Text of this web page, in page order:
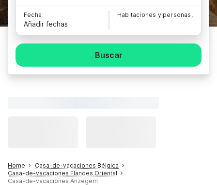
Fecha
Añadir fechas
Habitaciones y personas,
Buscar
Home
Casa-de-vacaciones Bélgica
Casa-de-vacaciones Flandes Oriental
Casa-de-vacaciones Anzegem